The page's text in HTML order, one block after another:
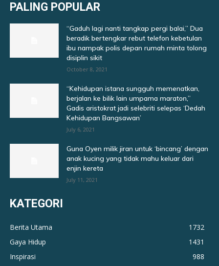
PALING POPULAR
“Gaduh lagi nanti tangkap pergi balai,” Dua
beradik bertengkar rebut telefon kebetulan
ibu nampak polis depan rumah minta tolong
disiplin sikit
October 8, 2021
“Kehidupan istana sungguh memenatkan,
berjalan ke bilik lain umpama maraton,”
Gadis aristokrat jadi selebriti selepas ‘Dedah
Kehidupan Bangsawan’
July 6, 2021
Guna Oyen milik jiran untuk ‘bincang’ dengan
anak kucing yang tidak mahu keluar dari
enjin kereta
July 11, 2021
KATEGORI
Berita Utama
1732
Gaya Hidup
1431
Inspirasi
988